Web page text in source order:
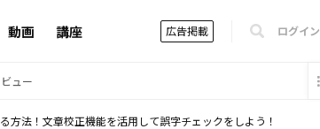
動画 講座 広告掲載 ログイン
ュー
方法！文章校正機能を活用して誤字チェックをしよう！